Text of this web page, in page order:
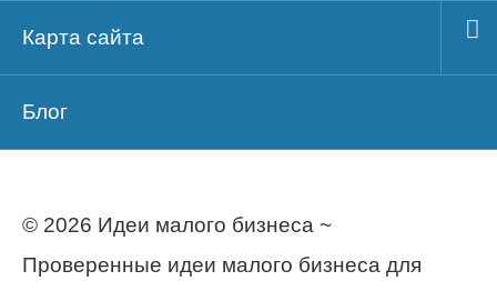
Карта сайта
Блог
© 2026 Идеи малого бизнеса ~
Проверенные идеи малого бизнеса для